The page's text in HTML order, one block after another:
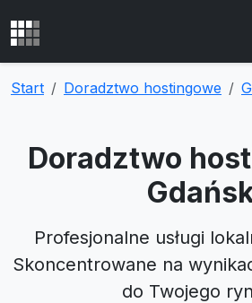
Start Doradztwo hostingowe
Doradztwo
Profesjonalne usługi
Skoncentrowane na
do Twojego